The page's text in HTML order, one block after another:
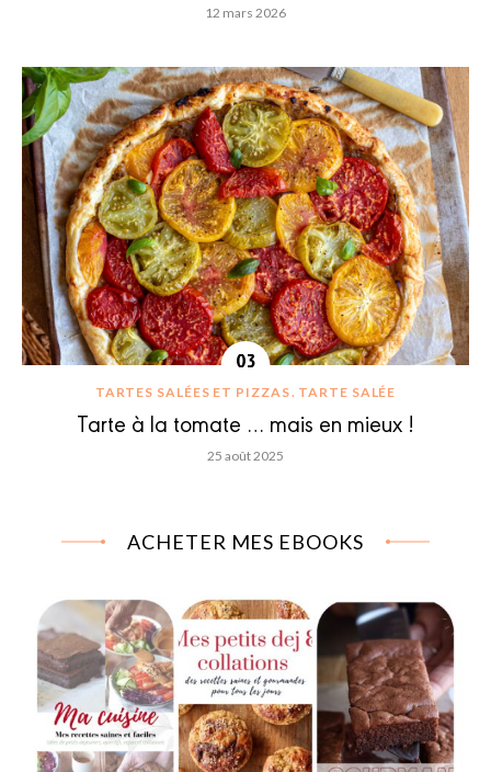
12 mars 2026
TARTES SALÉES ET PIZZAS TARTE SALÉE
Tarte à la tomate … mais en mieux !
25 août 2025
ACHETER MES EBOOKS